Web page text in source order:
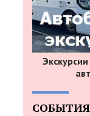
СОБЫТИЯ